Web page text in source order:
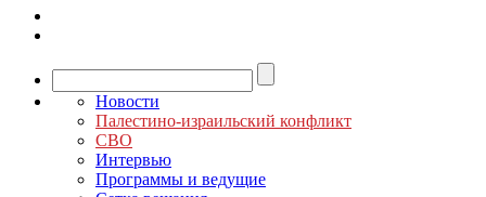
Новости
Палестино-израильский конфликт
СВО
Интервью
Программы и ведущие